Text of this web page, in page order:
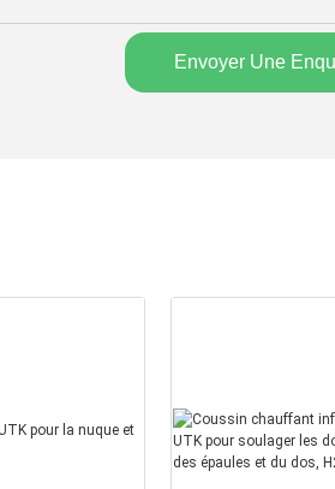
Envoyer Une